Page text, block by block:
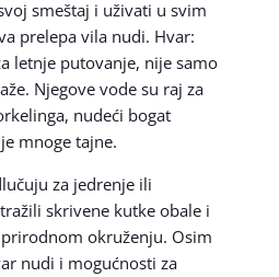
smeštaj i uživati u svim
prelepa vila nudi. Hvar:
letnje putovanje, nije samo
Njegove vode su raj za
nudeći bogat
mnoge tajne.
za jedrenje ili
skrivene kutke obale i
okruženju. Osim
nudi i mogućnosti za